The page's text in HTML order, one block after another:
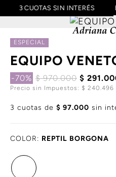
3 CUOTAS SIN INTERÉS
ESPECIAL
EQUIPO
-70% $ 970.000 $
Precio sin Impuestos: $ 240.496
3 cuotas de $ 97.000 sin
COLOR: REPTIL BORGONA